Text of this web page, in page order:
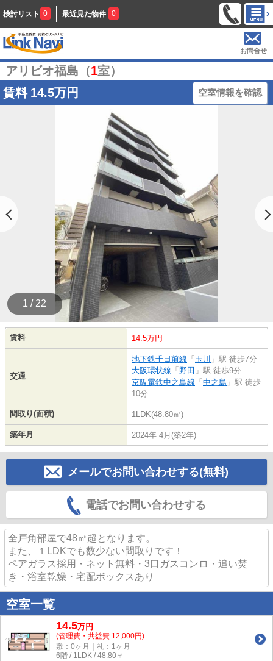
検討リスト 0 最近見た物件 0
お問合せ
アリビオ福島（1室）
賃料 14.5万円 空室情報を確認
1 / 22
賃料 14.5万円
交通
地下鉄千日前線 「 玉川 」駅 徒歩7分
大阪環状線 「 野田 」駅 徒歩9分
京阪電鉄中之島線 「 中之島 」駅 徒歩
10分
間取り(面積) 1LDK(48.80㎡)
築年月 2024年 4月(築2年)
メールでお問い合わせする(無料)
電話でお問い合わせする
全戸角部屋で48㎡超となります。
また、１LDKでも数少ない間取りです！
ペアガラス採用・ネット無料・3口ガスコンロ・追い焚
き・浴室乾燥・宅配ボックスあり
空室一覧
14.5万円
(管理費・共益費 12,000円)
敷：0ヶ月｜礼：1ヶ月
6階 / 1LDK / 48.80㎡